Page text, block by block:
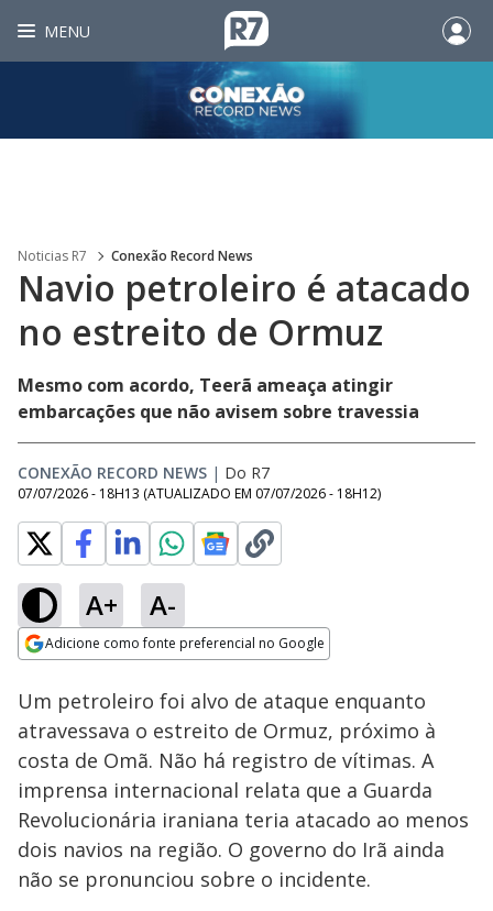
MENU
Noticias R7 Conexão Record News
Navio petroleiro é atacado
no estreito de Ormuz
Mesmo com acordo, Teerã ameaça atingir
embarcações que não avisem sobre travessia
CONEXÃO RECORD NEWS | Do R7
07/07/2026 - 18H13 (ATUALIZADO EM 07/07/2026 - 18H12)
A+ A-
Adicione como fonte preferencial no Google
Ativar
Loaded:
46.10%
Um petroleiro foi alvo de ataque enquanto
atravessava o estreito de Ormuz, próximo à
costa de Omã. Não há registro de vítimas. A
imprensa internacional relata que a Guarda
Revolucionária iraniana teria atacado ao menos
dois navios na região. O governo do Irã ainda
não se pronunciou sobre o incidente.